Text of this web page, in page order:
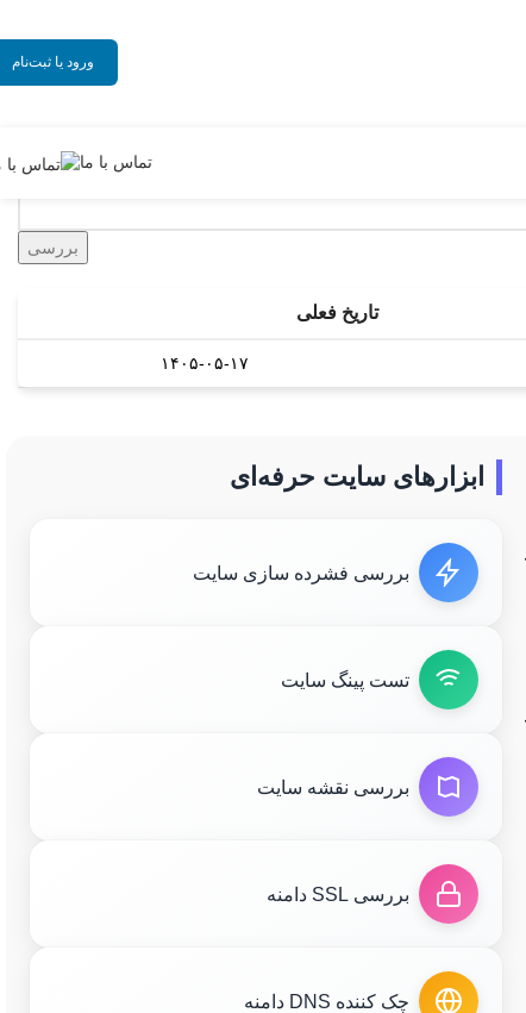
ورود یا ثبت‌نام
تماس با ما
تاریخ فعلی
۱۴۰۵-۰۵-۱۷
ابزارهای سایت حرفه‌ای
بررسی فشرده سازی سایت
تست پینگ سایت
بررسی نقشه سایت
بررسی SSL دامنه
چک کننده DNS دامنه